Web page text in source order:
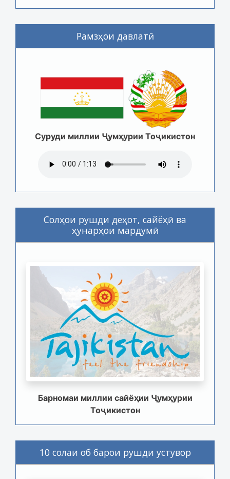
Рамзҳои давлатӣ
Суруди миллии Ҷумҳурии Тоҷикистон
Солҳои рушди деҳот, сайёҳӣ ва
ҳунарҳои мардумӣ
Барномаи миллии сайёҳии Ҷумҳурии
Тоҷикистон
10 солаи об барои рушди устувор